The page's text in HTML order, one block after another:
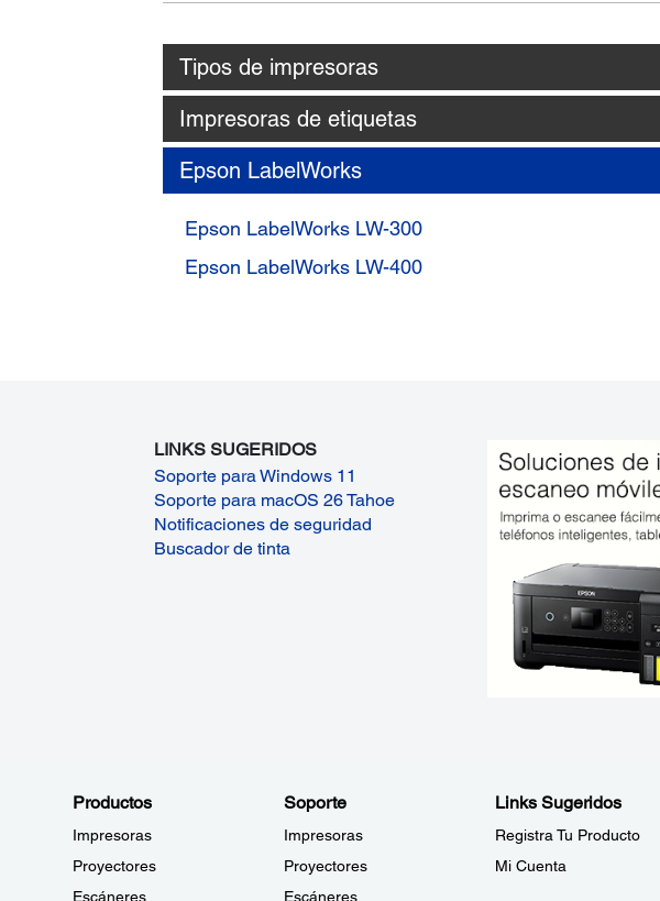
Tipos de impresoras
Impresoras de etiquetas
Epson LabelWorks
Epson LabelWorks LW-300
Epson LabelWorks LW-400
LINKS SUGERIDOS
Soporte para Windows 11
Soporte para macOS 26 Tahoe
Notificaciones de seguridad
Buscador de tinta
Productos
Impresoras
Proyectores
Escáneres
Soporte
Impresoras
Proyectores
Escáneres
Links Sugeridos
Registra Tu Producto
Mi Cuenta